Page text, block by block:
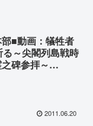
■動画：犠牲者
～尖閣列島戦時
碑参拝～
2011.06.20